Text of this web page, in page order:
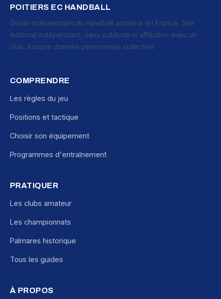
POITIERS EC HANDBALL
Guide indépendant du handball amateur en France. Site
éditorial indépendant, sans publicité ni affiliation avec un
club. Aucune donnée personnelle collectée.
COMPRENDRE
Les règles du jeu
Positions et tactique
Choisir son équipement
Programmes d'entraînement
PRATIQUER
Les clubs amateur
Les championnats
Palmares historique
Tous les guides
À PROPOS